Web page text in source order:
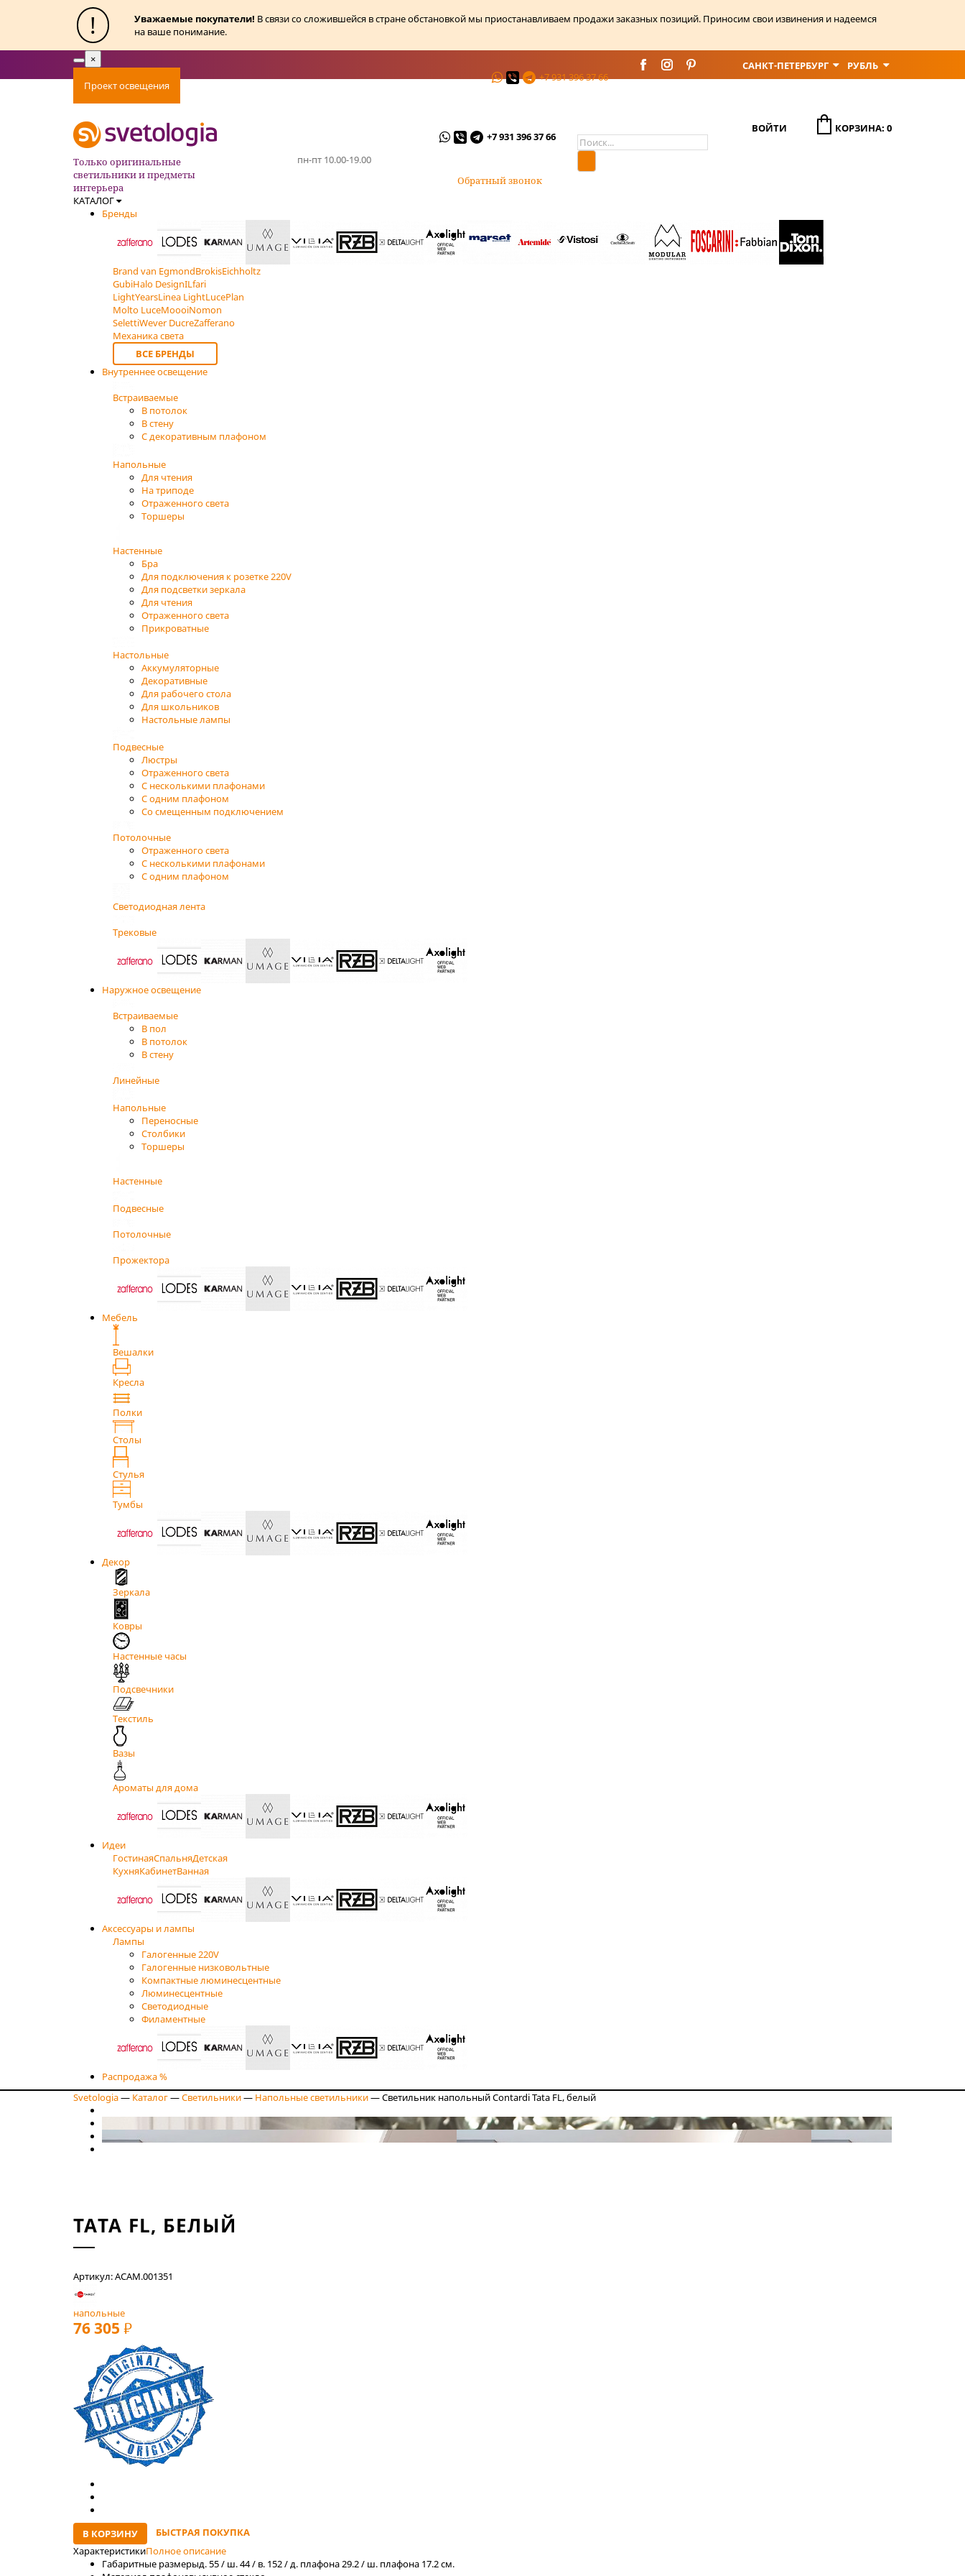
! Уважаемые покупатели! В связи со сложившейся в стране обстановкой мы приостанавливаем продажи заказных позиций. Приносим свои извинения и надеемся
на ваше понимание.
Toggle
×
Проект освещения
+7 931 396 37 66
САНКТ-ПЕТЕРБУРГ РУБЛЬ
Только оригинальные
светильники и предметы
интерьера
пн-пт 10.00-19.00
+7 931 396 37 66
Обратный звонок
ВОЙТИ КОРЗИНА: 0
КАТАЛОГ
Бренды
Brand van EgmondBrokisEichholtz
GubiHalo DesignILfari
LightYearsLinea LightLucePlan
Molto LuceMoooiNomon
SelettiWever DucreZafferano
Механика света
ВСЕ БРЕНДЫ
Внутреннее освещение
Встраиваемые
В потолок
В стену
С декоративным плафоном
Напольные
Для чтения
На триподе
Отраженного света
Торшеры
Настенные
Бра
Для подключения к розетке 220V
Для подсветки зеркала
Для чтения
Отраженного света
Прикроватные
Настольные
Аккумуляторные
Декоративные
Для рабочего стола
Для школьников
Настольные лампы
Подвесные
Люстры
Отраженного света
С несколькими плафонами
С одним плафоном
Со смещенным подключением
Потолочные
Отраженного света
С несколькими плафонами
С одним плафоном
Светодиодная лента
Трековые
Наружное освещение
Встраиваемые
В пол
В потолок
В стену
Линейные
Напольные
Переносные
Столбики
Торшеры
Настенные
Подвесные
Потолочные
Прожектора
Мебель
Вешалки
Кресла
Полки
Столы
Стулья
Тумбы
Декор
Зеркала
Ковры
Настенные часы
Подсвечники
Текстиль
Вазы
Ароматы для дома
Идеи
ГостинаяСпальняДетская
КухняКабинетВанная
Аксессуары и лампы
Лампы
Галогенные 220V
Галогенные низковольтные
Компактные люминесцентные
Люминесцентные
Светодиодные
Филаментные
Распродажа %
Svetologia— Каталог—Светильники— Напольные светильники—Светильник напольный Contardi Tata FL, белый
TATA FL, БЕЛЫЙ
Артикул: ACAM.001351
напольные
76 305 РУБ
В КОРЗИНУ
БЫСТРАЯ ПОКУПКА
ХарактеристикиПолное описание
Габаритные размерыд. 55 / ш. 44 / в. 152 / д. плафона 29.2 / ш. плафона 17.2 см.